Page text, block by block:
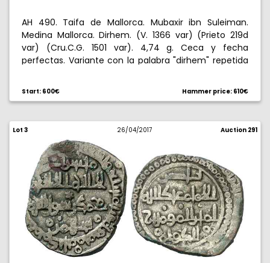
AH 490. Taifa de Mallorca. Mubaxir ibn Suleiman.
Medina Mallorca. Dirhem. (V. 1366 var) (Prieto 219d
var) (Cru.C.G. 1501 var). 4,74 g. Ceca y fecha
perfectas. Variante con la palabra "dirhem" repetida
Colección Ramon Llull 26/11/2015, nº 152. Muy rara.
MBC.
Start: 600€ Hammer price: 610€
Lot 3 26/04/2017 Auction 291